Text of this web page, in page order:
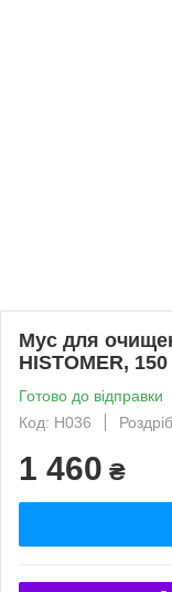
Мус для
HISTOMER,
Готово до відправки
Код: H036
Роздріб
1 460 ₴